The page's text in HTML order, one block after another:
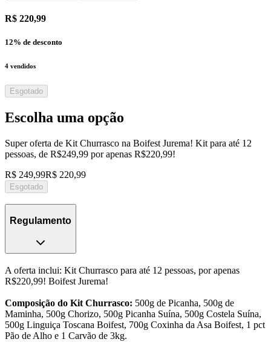
R$ 220,99
12% de desconto
4 vendidos
Esgotado
Escolha uma opção
Super oferta de Kit Churrasco na Boifest Jurema! Kit para até 12
pessoas, de R$249,99 por apenas R$220,99!
R$ 249,99R$ 220,99
Esgotado
Regulamento
A oferta inclui: Kit Churrasco para até 12 pessoas, por apenas
R$220,99! Boifest Jurema!
Composição do Kit Churrasco: 500g de Picanha, 500g de
Maminha, 500g Chorizo, 500g Picanha Suína, 500g Costela Suína,
500g Linguiça Toscana Boifest, 700g Coxinha da Asa Boifest, 1 pct
Pão de Alho e 1 Carvão de 3kg.